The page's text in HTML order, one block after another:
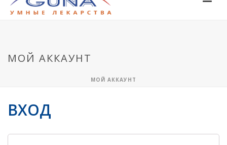
МОЙ АККАУНТ
МОЙ АККАУНТ
ВХОД